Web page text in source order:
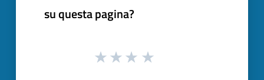
su questa pagina?